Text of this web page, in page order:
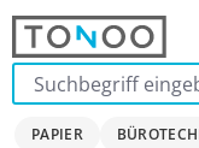
Zum Hauptinhalt
PAPIER